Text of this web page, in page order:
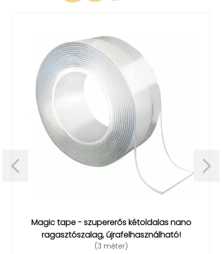
Magic tape - szupererős kétoldalas nano
ragasztószalag, újrafelhasználható!
(3 méter)